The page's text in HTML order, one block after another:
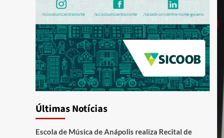
Últimas Notícias
Escola de Música de Anápolis realiza Recital de